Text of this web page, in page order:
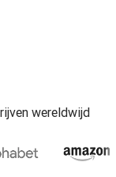
wereldwijd